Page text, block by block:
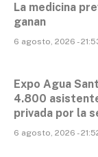
La medicina
ganan
6 agosto, 2026 -
Expo Agua
4.800
privada por la
6 agosto, 2026 -